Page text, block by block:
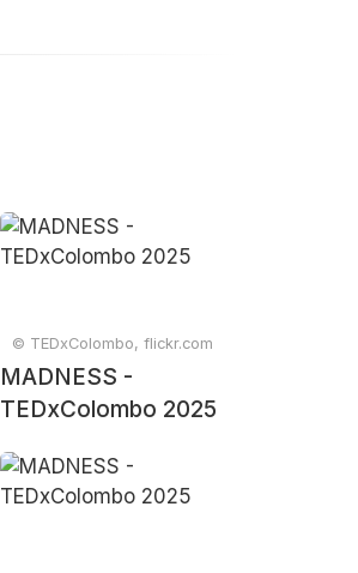
© TEDxColombo, flickr.com
MADNESS -
TEDxColombo 2025